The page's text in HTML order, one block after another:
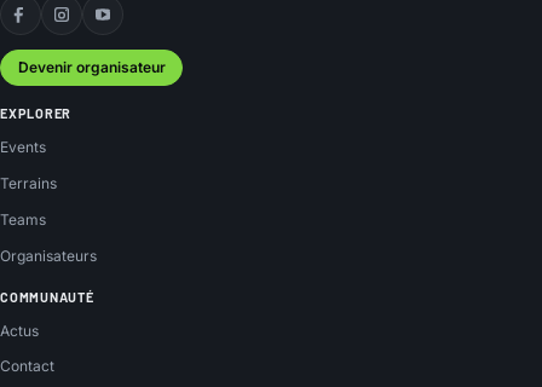
Facebook
Instagram
YouTube
Devenir organisateur
EXPLORER
Events
Terrains
Teams
Organisateurs
COMMUNAUTÉ
Actus
Contact